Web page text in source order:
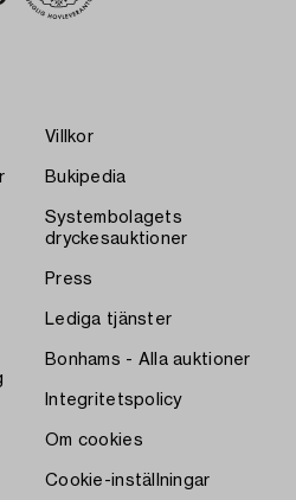
Villkor
Bukipedia
Systembolagets
dryckesauktioner
Press
Lediga tjänster
Bonhams - Alla auktioner
Integritetspolicy
Om cookies
Cookie-inställningar